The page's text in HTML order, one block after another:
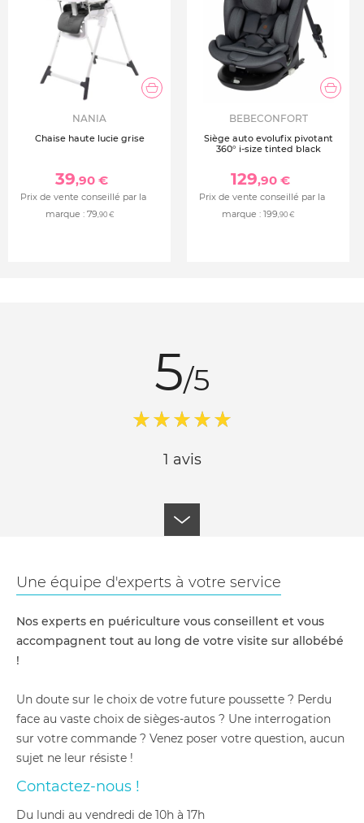
NANIA
Chaise haute lucie grise
39,90 €
Prix de vente conseillé par la
marque : 79,90 €
BEBECONFORT
Siège auto evolufix pivotant
360° i-size tinted black
129,90 €
Prix de vente conseillé par la
marque : 199,90 €
5/5
1 avis
Une équipe d'experts à votre service
Nos experts en puériculture vous conseillent et vous
accompagnent tout au long de votre visite sur allobébé
!
Un doute sur le choix de votre future poussette ? Perdu
face au vaste choix de sièges-autos ? Une interrogation
sur votre commande ? Venez poser votre question, aucun
sujet ne leur résiste !
Contactez-nous !
du lundi au vendredi de 10h à 17h